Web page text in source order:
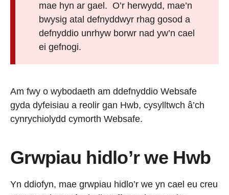
mae hyn ar gael. O’r herwydd, mae’n
bwysig atal defnyddwyr rhag gosod a
defnyddio unrhyw borwr nad yw’n cael
ei gefnogi.
Am fwy o wybodaeth am ddefnyddio Websafe
gyda dyfeisiau a reolir gan Hwb, cysylltwch â’ch
cynrychiolydd cymorth Websafe.
Grwpiau hidlo’r we Hwb
Yn ddiofyn, mae grwpiau hidlo’r we yn cael eu creu